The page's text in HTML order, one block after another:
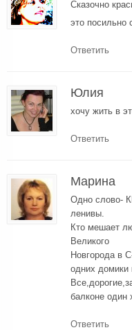
Сказочно
это посильно
Ответить
Юлия
хочу жить в
Ответить
Mарина
Одно слово-
ленивы.
Кто мешает
Великого
Новгорода в
одних домики
балконе один
Ответить